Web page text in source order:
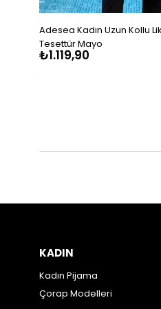
Adesea Kadın Uzun Kollu
Tesettür Mayo
₺1.119,90
KADIN
Kadın Pijama
Çorap Modelleri